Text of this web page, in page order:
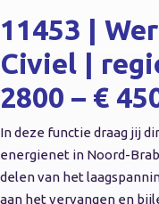
11453 |
Civiel |
2800 – €
In deze functie draag jij
energienet in Noord-
delen van het
aan het vervangen en